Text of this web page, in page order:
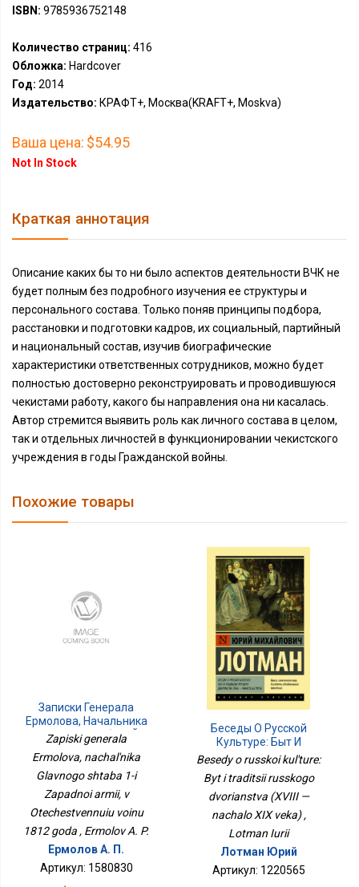
ISBN: 9785936752148
Количество страниц: 416
Обложка: Hardcover
Год: 2014
Издательство: КРАФТ+, Москва(KRAFT+, Moskva)
Ваша цена: $54.95
Not In Stock
Краткая аннотация
Описание каких бы то ни было аспектов деятель­ности ВЧК не
будет полным без подробного изучения ее структуры и
персонального состава. Только поняв принципы подбора,
расстановки и подготовки кадров, их социальный, партийный
и национальный состав, изучив биографические
характеристики ответственных сотрудников, можно будет
полностью достоверно ре­конструировать и проводившуюся
чекистами работу, какого бы направления она ни касалась.
Автор стремится выявить роль как личного состава в целом,
так и отдельных личностей в функциониро­вании чекистского
учреждения в годы Гражданской войны.
Похожие товары
Записки Генерала
Ермолова, Начальника
Главного Штаба 1-Й
Западной Армии, В
Отечественную Войну
1812 Года
Zapiski generala
Ermolova, nachal'nika
Glavnogo shtaba 1-i
Zapadnoi armii, v
Otechestvennuiu voinu
1812 goda , Ermolov A. P.
Ермолов А. П.
Артикул: 1580830
Беседы О Русской
Культуре: Быт И
Традиции Русского
Дворянства (XVIII —
Начало XIX Века)
Besedy o russkoi kul'ture:
Byt i traditsii russkogo
dvorianstva (XVIII —
nachalo XIX veka) ,
Lotman Iurii
Лотман Юрий
Артикул: 1220565